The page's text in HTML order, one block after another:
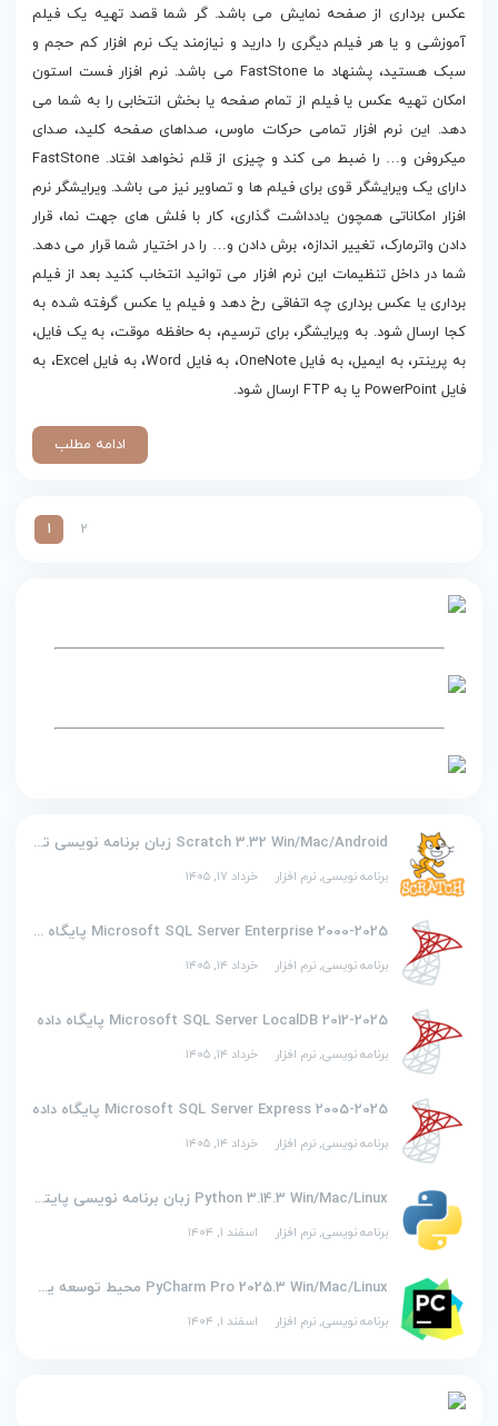
Scratch 3.32 Win/Mac/Android زبان برنامه نویسی تصویری اسکرچ
برنامه نویسی, نرم افزار خرداد ۱۷, ۱۴۰۵
2000-2025 Microsoft SQL Server Enterprise پایگاه داده
برنامه نویسی, نرم افزار خرداد ۱۴, ۱۴۰۵
2012-2025 Microsoft SQL Server LocalDB پایگاه داده
برنامه نویسی, نرم افزار خرداد ۱۴, ۱۴۰۵
2005-2025 Microsoft SQL Server Express پایگاه داده
برنامه نویسی, نرم افزار خرداد ۱۴, ۱۴۰۵
Python 3.14.3 Win/Mac/Linux زبان برنامه نویسی پایتون
برنامه نویسی, نرم افزار اسفند ۱, ۱۴۰۴
PyCharm Pro 2025.3 Win/Mac/Linux محیط توسعه یکپارچه برای پایتون
برنامه نویسی, نرم افزار اسفند ۱, ۱۴۰۴
عکس برداری از صفحه نمایش می باشد. گر شما قصد تهیه یک فیلم
آموزشی و یا هر فیلم دیگری را دارید و نیازمند یک نرم افزار کم حجم و
سبک هستید، پشنهاد ما FastStone می باشد. نرم افزار فست استون
امکان تهیه عکس یا فیلم از تمام صفحه یا بخش انتخابی را به شما می
دهد. این نرم افزار تمامی حرکات ماوس، صداهای صفحه کلید، صدای
میکروفن و… را ضبط می کند و چیزی از قلم نخواهد افتاد. FastStone
دارای یک ویرایشگر قوی برای فیلم ها و تصاویر نیز می باشد. ویرایشگر نرم
افزار امکاناتی همچون یادداشت گذاری، کار با فلش های جهت نما، قرار
دادن واترمارک، تغییر اندازه، برش دادن و… را در اختیار شما قرار می دهد.
شما در داخل تنظیمات این نرم افزار می توانید انتخاب کنید بعد از فیلم
برداری یا عکس برداری چه اتفاقی رخ دهد و فیلم یا عکس گرفته شده به
کجا ارسال شود. به ویرایشگر، برای ترسیم، به حافظه موقت، به یک فایل،
به پرینتر، به ایمیل، به فایل OneNote، به فایل Word، به فایل Excel، به
فایل PowerPoint یا به FTP ارسال شود.
ادامه مطلب
1 2